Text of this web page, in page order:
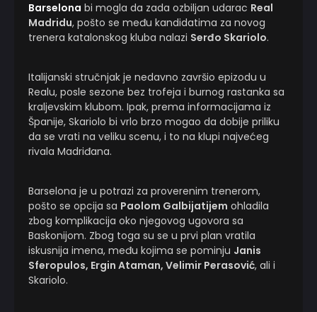
Barselona bi mogla da zada ozbiljan udarac Real
Madridu, pošto se među kandidatima za novog
trenera katalonskog kluba nalazi Serđo Skariolo.
Italijanski stručnjak je nedavno završio epizodu u
Realu, posle sezone bez trofeja i burnog rastanka sa
kraljevskim klubom. Ipak, prema informacijama iz
Španije, Skariolo bi vrlo brzo mogao da dobije priliku
da se vrati na veliku scenu, i to na klupi najvećeg
rivala Madriđana.
Barselona je u potrazi za proverenim trenerom,
pošto se opcija sa Paolom Galbijatijem ohladila
zbog komplikacija oko njegovog ugovora sa
Baskonijom. Zbog toga su se u prvi plan vratila
iskusnija imena, među kojima se pominju Janis
Sferopulos, Ergin Ataman, Velimir Perasović, ali i
Skariolo.